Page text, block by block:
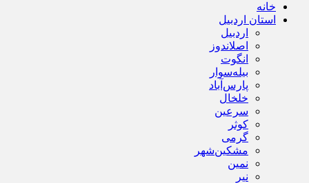
خانه
استان اردبیل
اردبیل
اصلاندوز
انگوت
بیله‌سوار
پارس‌آباد
خلخال
سرعین
کوثر
گرمی
مشکین‌شهر
نمین
نیر